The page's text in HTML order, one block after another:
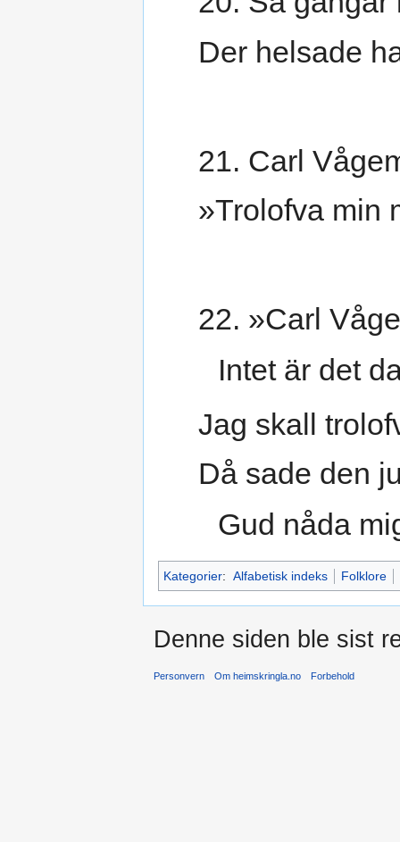
Der helsade
21. Carl
»Trolofva min
22. »Carl
Intet är det
Jag skall
Då sade den
Gud nåda
Kategorier: Alfabetisk indeks Folklore
Denne siden ble sist
Personvern Om heimskringla.no Forbehold